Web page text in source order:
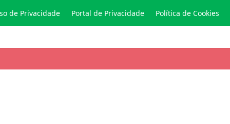
de Privacidade Portal de Privacidade Política de Cookies